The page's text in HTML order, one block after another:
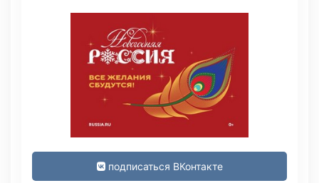
подписаться ВКонтакте